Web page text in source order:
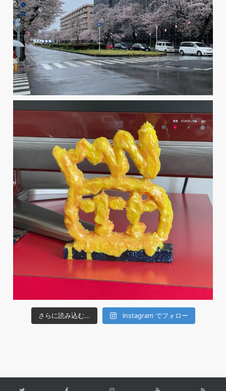
さらに読み込む... Instagram でフォロー